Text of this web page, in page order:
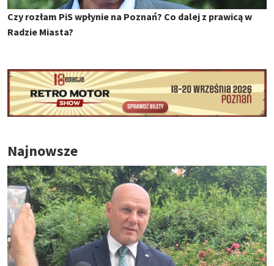
Czy rozłam PiS wpłynie na Poznań? Co dalej z prawicą w
Radzie Miasta?
Najnowsze